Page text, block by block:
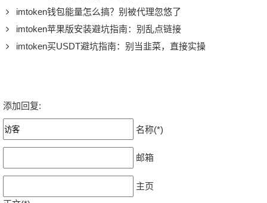
imtoken钱包能量怎么搞？别被代理忽悠了
imtoken苹果版安装避坑指南：别乱点链接
imtoken买USDT避坑指南：别当韭菜，直接实操
添加回复:
名称(*)
邮箱
主页